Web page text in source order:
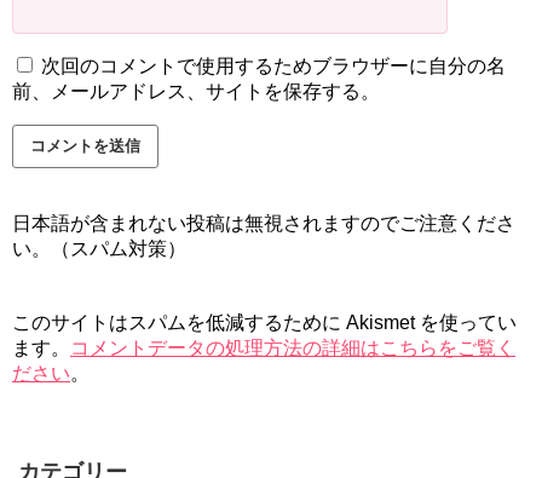
次回のコメントで使用するためブラウザーに自分の名
前、メールアドレス、サイトを保存する。
日本語が含まれない投稿は無視されますのでご注意くださ
い。（スパム対策）
このサイトはスパムを低減するために Akismet を使ってい
ます。
コメントデータの処理方法の詳細はこちらをご覧く
ださい。
カテゴリー